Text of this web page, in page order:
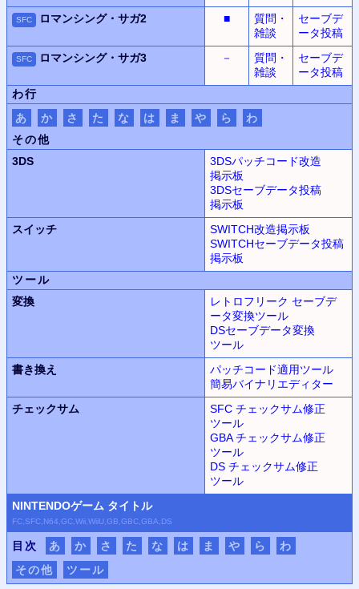
SFC ロマンシング・サガ2 ■
質問・
雑談
セーブデ
ータ投稿
SFC ロマンシング・サガ3 －
質問・
雑談
セーブデ
ータ投稿
わ行
あ
か さ た な は ま や ら
わ
その他
3DS
3DSパッチコード改造
掲示板
3DSセーブデータ投稿
掲示板
スイッチ
SWITCH改造掲示板
SWITCHセーブデータ投稿
掲示板
ツール
変換
レトロフリーク セーブデ
ータ変換ツール
DSセーブデータ変換
ツール
書き換え
パッチコード適用ツール
簡易バイナリ エディター
チェックサム
SFC チェックサム修正
ツール
GBA チェックサム修正
ツール
DS チェックサム修正
ツール
NINTENDOゲーム タイトル
FC,SFC,N64,GC,Wii,WiiU,GB,GBC,GBA,DS
目次 あ か さ た な は ま や ら
わ
その他
ツール